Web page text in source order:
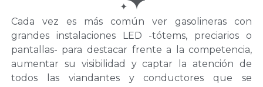
Cada vez es más común ver gasolineras con
grandes instalaciones LED -tótems, preciarios o
pantallas- para destacar frente a la competencia,
aumentar su visibilidad y captar la atención de
todos las viandantes y conductores que se